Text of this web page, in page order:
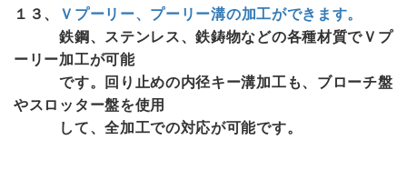
１３、
Ｖプーリー、プーリー溝の加工ができます。
鉄鋼、ステンレス、鉄鋳物などの各種材質でＶプ
ーリー加工が可能
です。回り止めの内径キー溝加工も、ブローチ盤
やスロッター盤を使用
して、全加工での対応が可能です。